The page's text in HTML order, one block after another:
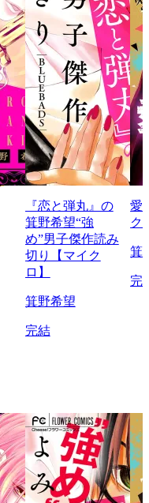
『恋と弾丸』の
箕野希望“強
め”男子傑作読み
切り【マイク
ロ】
箕野希望
完結
愛
ク
箕
完